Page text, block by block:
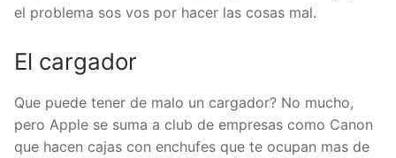
el problema sos vos por hacer las cosas mal.
El cargador
Que puede tener de malo un cargador? No mucho,
pero Apple se suma a club de empresas como Canon
que hacen cajas con enchufes que te ocupan mas de